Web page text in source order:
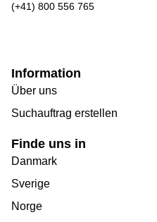
(+41) 800 556 765
Information
Über uns
Suchauftrag erstellen
Finde uns in
Danmark
Sverige
Norge